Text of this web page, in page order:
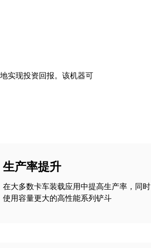
实现投资回报。该机器可
生产率提升
在大多数卡车装载应用中提高生产率，同时
使用容量更大的高性能系列铲斗